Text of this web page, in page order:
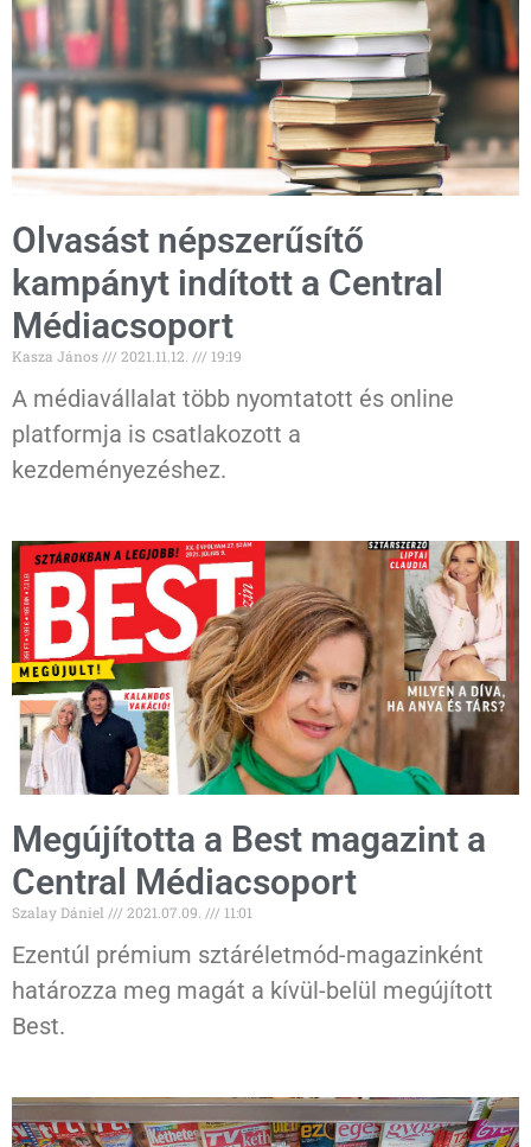
Olvasást népszerűsítő
kampányt indított a Central
Médiacsoport
Kasza János 2021.11.12. 19:19
A médiavállalat több nyomtatott és online
platformja is csatlakozott a
kezdeményezéshez.
Megújította a Best magazint a
Central Médiacsoport
Szalay Dániel 2021.07.09. 11:01
Ezentúl prémium sztáréletmód-magazinként
határozza meg magát a kívül-belül megújított
Best.